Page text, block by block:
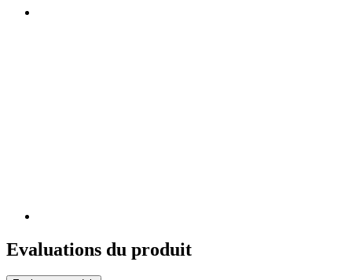
Evaluations du produit